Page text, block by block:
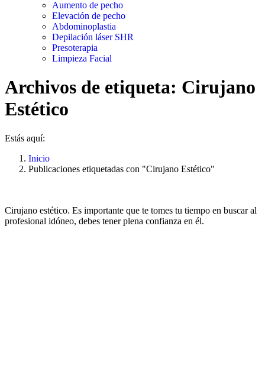
Aumento de pecho
Elevación de pecho
Abdominoplastia
Depilación láser SHR
Presoterapia
Limpieza Facial
Archivos de etiqueta: Cirujano
Estético
Estás aquí:
Inicio
Publicaciones etiquetadas con "Cirujano Estético"
Cirujano estético. Es importante que te tomes tu tiempo en buscar al
profesional idóneo, debes tener plena confianza en él.